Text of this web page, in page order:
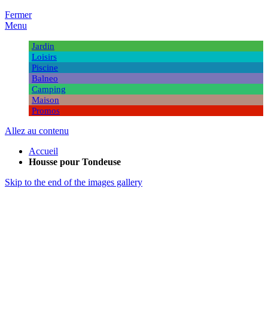
Fermer
Menu
Jardin
Loisirs
Piscine
Balneo
Camping
Maison
Promos
Allez au contenu
Accueil
Housse pour Tondeuse
Skip to the end of the images gallery